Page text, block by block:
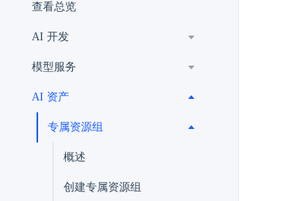
查看总览
AI 开发
模型服务
AI 资产
专属资源组
概述
创建专属资源组